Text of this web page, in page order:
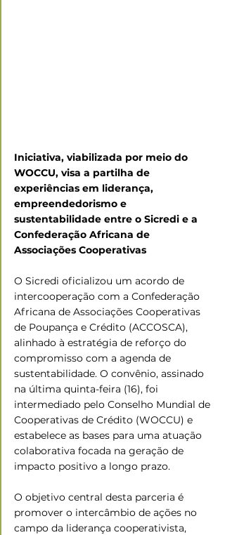
Iniciativa, viabilizada por meio do
WOCCU, visa a partilha de
experiências em liderança,
empreendedorismo e
sustentabilidade entre o Sicredi e a
Confederação Africana de
Associações Cooperativas
O Sicredi oficializou um acordo de
intercooperação com a Confederação
Africana de Associações Cooperativas
de Poupança e Crédito (ACCOSCA),
alinhado à estratégia de reforço do
compromisso com a agenda de
sustentabilidade. O convênio, assinado
na última quinta-feira (16), foi
intermediado pelo Conselho Mundial de
Cooperativas de Crédito (WOCCU) e
estabelece as bases para uma atuação
colaborativa focada na geração de
impacto positivo a longo prazo.
O objetivo central desta parceria é
promover o intercâmbio de ações no
campo da liderança cooperativista,